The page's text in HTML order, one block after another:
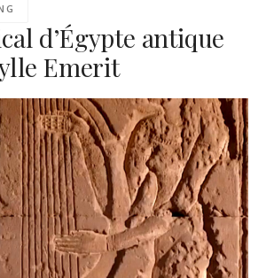
d’Égypte antique
Emerit